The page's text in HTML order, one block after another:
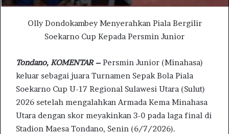
Olly Dondokambey Menyerahkan Piala Bergilir
Soekarno Cup Kepada Persmin Junior
Tondano, KOMENTAR – Persmin Junior (Minahasa)
keluar sebagai juara Turnamen Sepak Bola Piala
Soekarno Cup U-17 Regional Sulawesi Utara (Sulut)
2026 setelah mengalahkan Armada Kema Minahasa
Utara dengan skor meyakinkan 3-0 pada laga final di
Stadion Maesa Tondano, Senin (6/7/2026).